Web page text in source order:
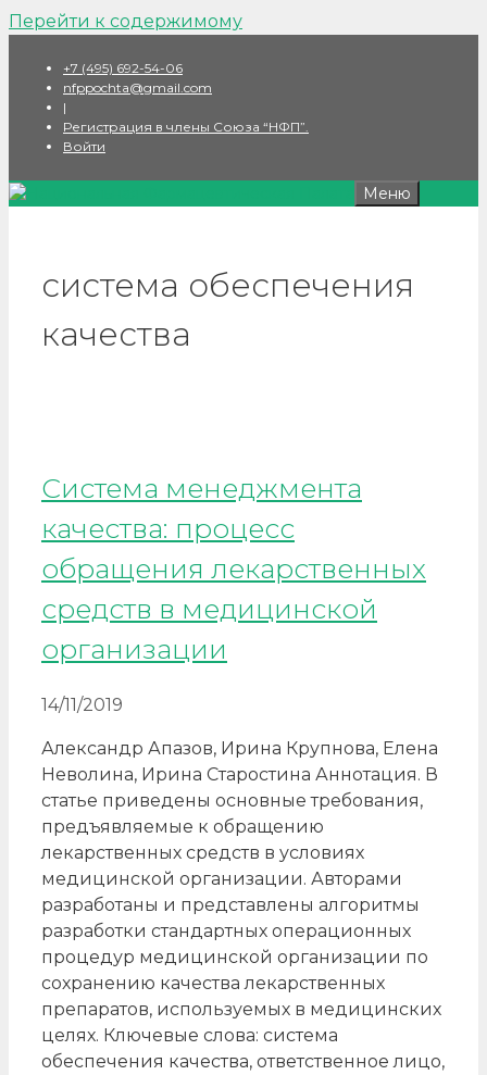
Перейти к содержимому
+7 (495) 692-54-06
nfppochta@gmail.com
|
Регистрация в члены Союза “НФП”.
Войти
Меню
система обеспечения
качества
Система менеджмента
качества: процесс
обращения лекарственных
средств в медицинской
организации
14/11/2019
Александр Апазов, Ирина Крупнова, Елена
Неволина, Ирина Старостина Аннотация. В
статье приведены основные требования,
предъявляемые к обращению
лекарственных средств в условиях
медицинской организации. Авторами
разработаны и представлены алгоритмы
разработки стандартных операционных
процедур медицинской организации по
сохранению качества лекарственных
препаратов, используемых в медицинских
целях. Ключевые слова: система
обеспечения качества, ответственное лицо,